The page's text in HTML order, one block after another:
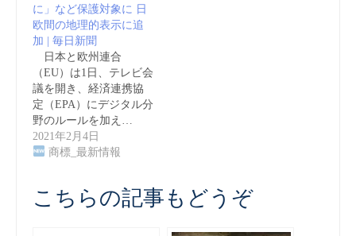
に」など保護対象に 日
欧間の地理的表示に追
加 | 毎日新聞
日本と欧州連合
（EU）は1日、テレビ会
議を開き、経済連携協
定（EPA）にデジタル分
野のルールを加え…
2021年2月4日
商標_最新情報
こちらの記事もどうぞ